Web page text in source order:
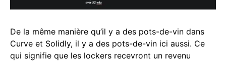
De la même manière qu’il y a des pots-de-vin dans
Curve et Solidly, il y a des pots-de-vin ici aussi. Ce
qui signifie que les lockers recevront un revenu